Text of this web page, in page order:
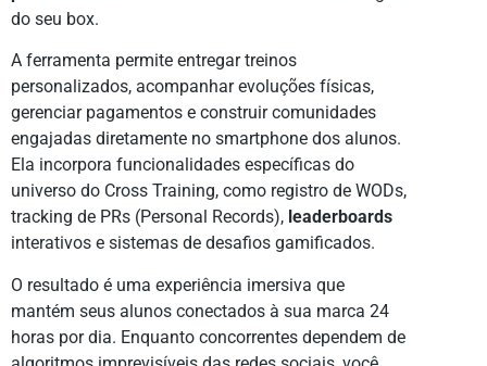
do seu box.
A ferramenta permite entregar treinos
personalizados, acompanhar evoluções físicas,
gerenciar pagamentos e construir comunidades
engajadas diretamente no smartphone dos alunos.
Ela incorpora funcionalidades específicas do
universo do Cross Training, como registro de WODs,
tracking de PRs (Personal Records), leaderboards
interativos e sistemas de desafios gamificados.
O resultado é uma experiência imersiva que
mantém seus alunos conectados à sua marca 24
horas por dia. Enquanto concorrentes dependem de